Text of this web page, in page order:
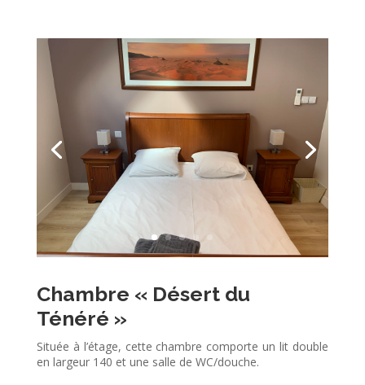
Chambre « Désert du
Ténéré »
Située à l’étage, cette chambre comporte un lit double
en largeur 140 et une salle de WC/douche.